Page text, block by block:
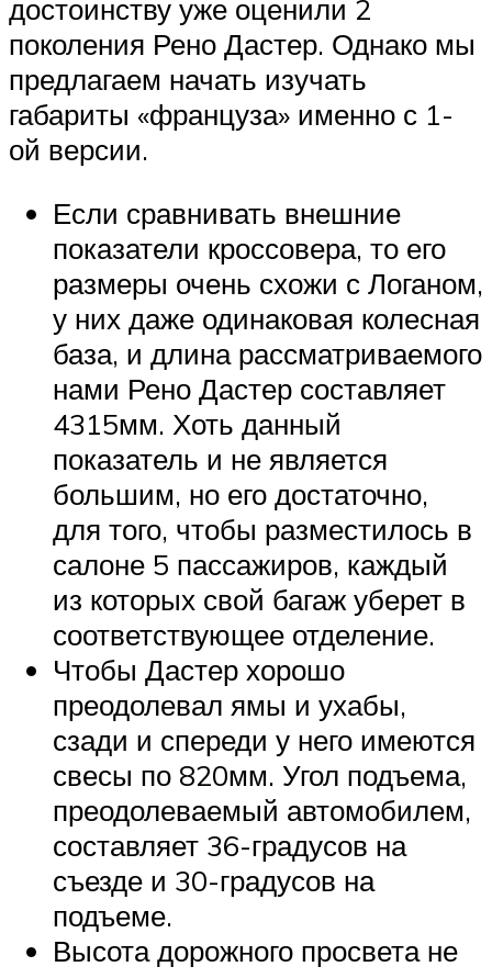
достоинству уже оценили 2
поколения Рено Дастер. Однако мы
предлагаем начать изучать
габариты «француза» именно с 1-
ой версии.
Если сравнивать внешние
показатели кроссовера, то его
размеры очень схожи с Логаном,
у них даже одинаковая колесная
база, и длина рассматриваемого
нами Рено Дастер составляет
4315мм. Хоть данный
показатель и не является
большим, но его достаточно,
для того, чтобы разместилось в
салоне 5 пассажиров, каждый
из которых свой багаж уберет в
соответствующее отделение.
Чтобы Дастер хорошо
преодолевал ямы и ухабы,
сзади и спереди у него имеются
свесы по 820мм. Угол подъема,
преодолеваемый автомобилем,
составляет 36-градусов на
съезде и 30-градусов на
подъеме.
Высота дорожного просвета не